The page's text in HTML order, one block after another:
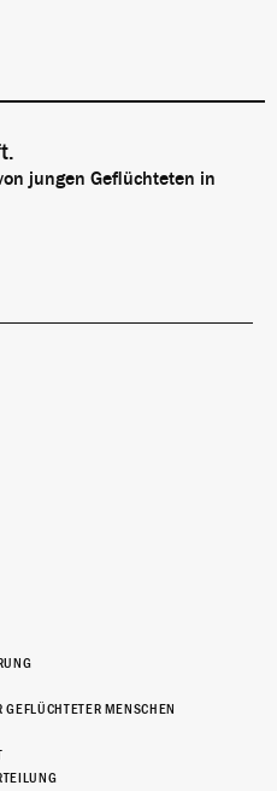
jungen Geflüchteten in
GEFLÜCHTETER MENSCHEN